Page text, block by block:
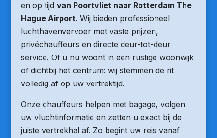
en op tijd van Poortvliet naar Rotterdam The
Hague Airport. Wij bieden professioneel
luchthavenvervoer met vaste prijzen,
privéchauffeurs en directe deur-tot-deur
service. Of u nu woont in een rustige woonwijk
of dichtbij het centrum: wij stemmen de rit
volledig af op uw vertrektijd.
Onze chauffeurs helpen met bagage, volgen
uw vluchtinformatie en zetten u exact bij de
juiste vertrekhal af. Zo begint uw reis vanaf